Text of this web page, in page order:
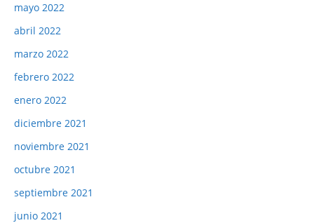
mayo 2022
abril 2022
marzo 2022
febrero 2022
enero 2022
diciembre 2021
noviembre 2021
octubre 2021
septiembre 2021
junio 2021